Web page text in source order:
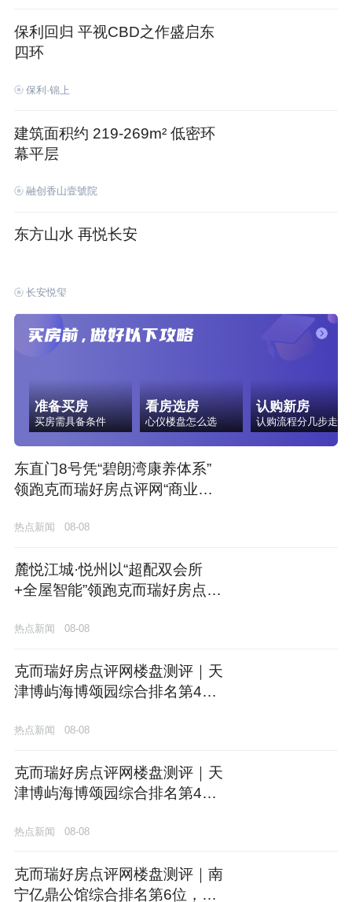
保利回归 平视CBD之作盛启东
四环
保利·锦上
建筑面积约 219-269m² 低密环
幕平层
融创香山壹號院
东方山水 再悦长安
长安悦玺
准备买房
买房需具备条件
看房选房
心仪楼盘怎么选
认购新房
认购流程分几步走
东直门8号凭“碧朗湾康养体系”
领跑克而瑞好房点评网“商业配
热点新闻 08-08
麓悦江城·悦州以“超配双会所
+全屋智能”领跑克而瑞好房点评
热点新闻 08-08
克而瑞好房点评网楼盘测评｜天
津博屿海博颂园综合排名第4
先
热点新闻 08-08
克而瑞好房点评网楼盘测评｜天
津博屿海博颂园综合排名第4
先
热点新闻 08-08
克而瑞好房点评网楼盘测评｜南
宁亿鼎公馆综合排名第6位，车